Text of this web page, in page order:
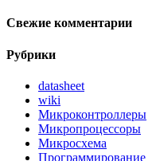
Свежие комментарии
Рубрики
datasheet
wiki
Микроконтроллеры
Микропроцессоры
Микросхема
Программирование